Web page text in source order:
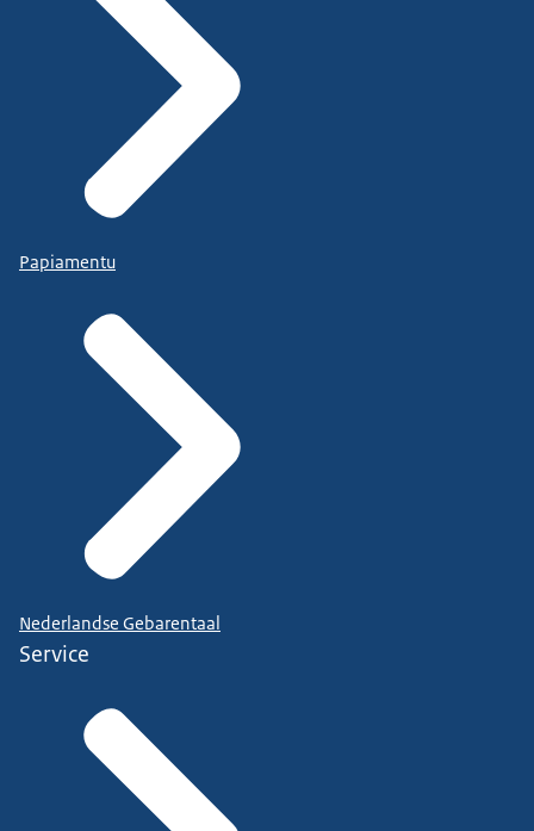
Papiamentu
Nederlandse Gebarentaal
Service